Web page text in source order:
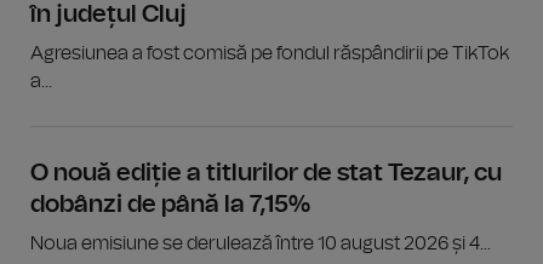
în județul Cluj
Agresiunea a fost comisă pe fondul răspândirii pe TikTok
a...
O nouă ediție a titlurilor de stat Tezaur, cu
dobânzi de până la 7,15%
Noua emisiune se derulează între 10 august 2026 și 4...